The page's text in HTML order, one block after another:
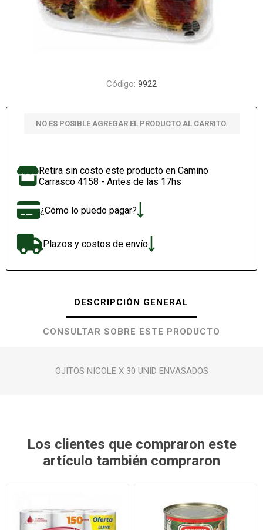
Código: 9922
NO ES POSIBLE AGREGAR EL PRODUCTO AL CARRITO.
Retira sin costo este producto en Camino
Carrasco 4158 - Antes de las 17hs
¿Cómo lo puedo pagar?
Plazos y costos de envío
DESCRIPCIÓN GENERAL
CONSULTAR SOBRE ESTE PRODUCTO
OJITOS NICOLE X 30 UNID ENVASADOS
Los clientes que compraron este
artículo también compraron